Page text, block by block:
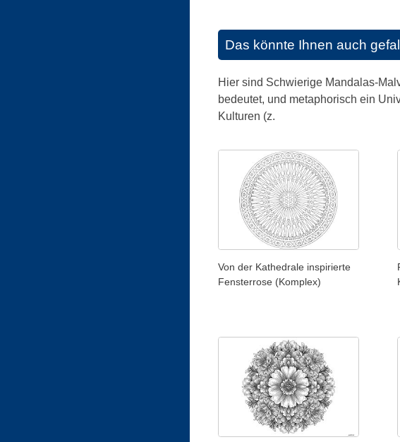
Das könnte Ihnen auch
Hier sind Schwierige Mandalas-
bedeutet, und metaphorisch ein
Kulturen (z.
Von der Kathedrale inspirierte
Fensterrose (Komplex)